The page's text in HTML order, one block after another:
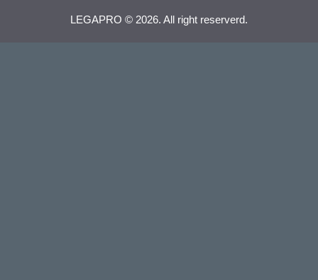
LEGAPRO © 2026. All right reserverd.